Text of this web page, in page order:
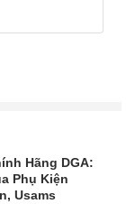
Hãng DGA:
Phụ Kiện
Usams